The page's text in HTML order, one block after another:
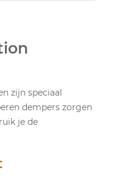
zijn speciaal
dempers zorgen
je de